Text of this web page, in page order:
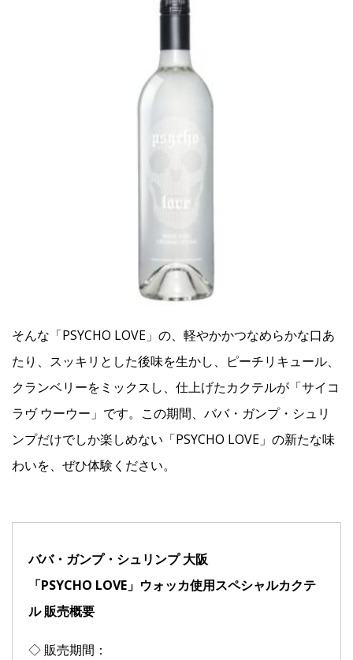
そんな「PSYCHO LOVE」の、軽やかかつなめらかな口あ
たり、スッキリとした後味を生かし、ピーチリキュール、
クランベリーをミックスし、仕上げたカクテルが「サイコ
ラヴ ウーウー」です。この期間、ババ・ガンプ・シュリ
ンプだけでしか楽しめない「PSYCHO LOVE」の新たな味
わいを、ぜひ体験ください。
ババ・ガンプ・シュリンプ 大阪
「PSYCHO LOVE」ウォッカ使用スペシャルカクテ
ル 販売概要
◇ 販売期間：